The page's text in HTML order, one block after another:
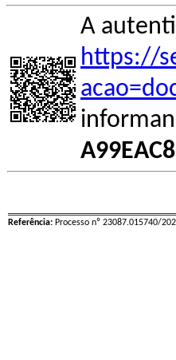
A
https://
Referência: Processo nº 23087.015740/